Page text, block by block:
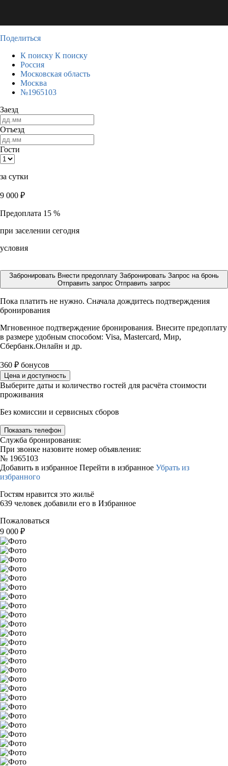
Поделиться
К поиску К поиску
Россия
Московская область
Москва
№1965103
Заезд
Отъезд
Гости
за сутки
9 000 ₽
Предоплата 15 %
при заселении сегодня
условия
Забронировать Внести предоплату Забронировать Запрос на бронь
Отправить запрос Отправить запрос
Пока платить не нужно. Сначала дождитесь подтверждения
бронирования
Мгновенное подтверждение бронирования. Внесите предоплату
в размере удобным способом: Visa, Mastercard, Мир,
Сбербанк.Онлайн и др.
360 ₽ бонусов
Цена и доступность
Выберите даты и количество гостей для расчёта стоимости
проживания
Без комиссии и сервисных сборов
Показать телефон
Служба бронирования:
При звонке назовите номер объявления:
№ 1965103
Добавить в избранное Перейти в избранное Убрать из
избранного
Гостям нравится это жильё
639 человек добавили его в Избранное
Пожаловаться
9 000 ₽